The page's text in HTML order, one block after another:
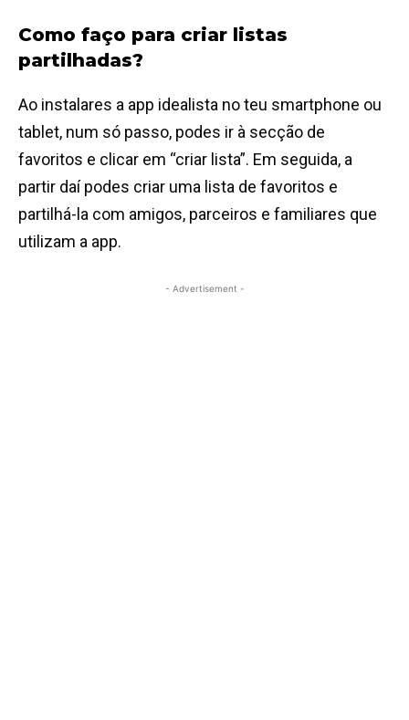
Como faço para criar listas
partilhadas?
Ao instalares a app idealista no teu smartphone ou
tablet, num só passo, podes ir à secção de
favoritos e clicar em “criar lista”. Em seguida, a
partir daí podes criar uma lista de favoritos e
partilhá-la com amigos, parceiros e familiares que
utilizam a app.
- Advertisement -